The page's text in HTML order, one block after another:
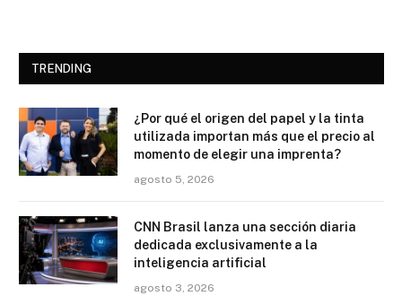
TRENDING
¿Por qué el origen del papel y la tinta
utilizada importan más que el precio al
momento de elegir una imprenta?
agosto 5, 2026
CNN Brasil lanza una sección diaria
dedicada exclusivamente a la
inteligencia artificial
agosto 3, 2026